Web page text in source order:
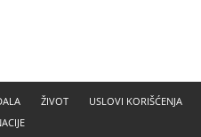
ŽIVOT
USLOVI KORIŠĆENJA